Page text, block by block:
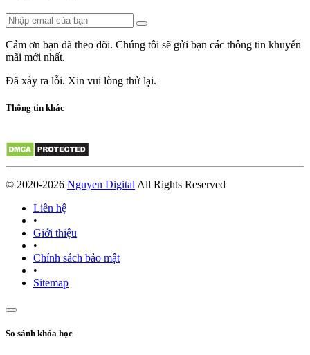
Cảm ơn bạn đã theo dõi. Chúng tôi sẽ gửi bạn các thông tin khuyến
mãi mới nhất.
Đã xảy ra lỗi. Xin vui lòng thử lại.
Thông tin khác
© 2020-2026 Nguyen Digital All Rights Reserved
Liên hệ
•
Giới thiệu
•
Chính sách bảo mật
•
Sitemap
So sánh khóa học